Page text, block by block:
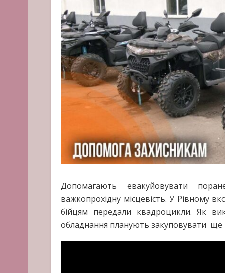
Допомагають евакуйовувати
важкопрохідну місцевість. У Рівному
бійцям передали квадроцикли. Як
обладнання планують закуповувати ще